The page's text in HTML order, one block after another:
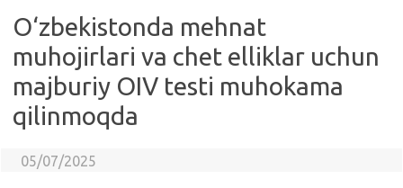
O‘zbekistonda mehnat
muhojirlari va chet elliklar uchun
majburiy OIV testi muhokama
qilinmoqda
05/07/2025